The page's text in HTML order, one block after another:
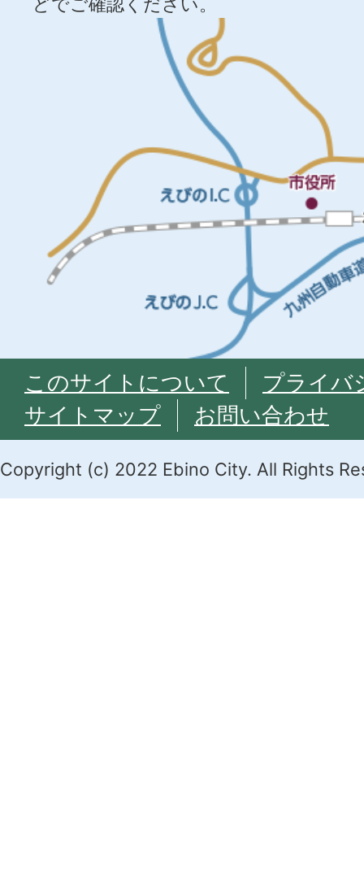
このサイトについて
プライバ
サイトマップ
お問い合わせ
Copyright (c) 2022 Ebino City. All Rights